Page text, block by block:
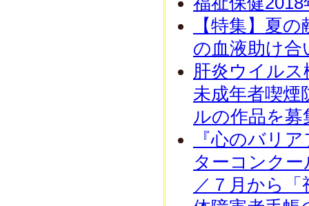
【特集】夏
の血液助け合
肝炎ウイル
未成年者喫煙
ルの作品を
『心のバリ
ターコンク
／７月から